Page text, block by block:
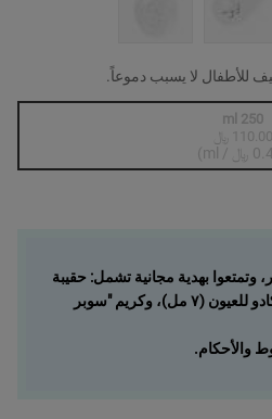
للأطفال لا يسبب دموعاً.
Selected
أنواع المنتج غير متوفرة في المخزون، {0}
250 ml
110.00 ﷼
ريالاً أو أكثر، وتمتعوا بهدية مجانية تشمل: حقيبة
قماشية من كيلز، كريم الأفوكادو للعيون (٧ مل)، وكريم "سوبر
والأحكام.